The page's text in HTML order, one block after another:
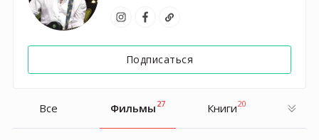
Подписаться
Все Фильмы 27 Книги20